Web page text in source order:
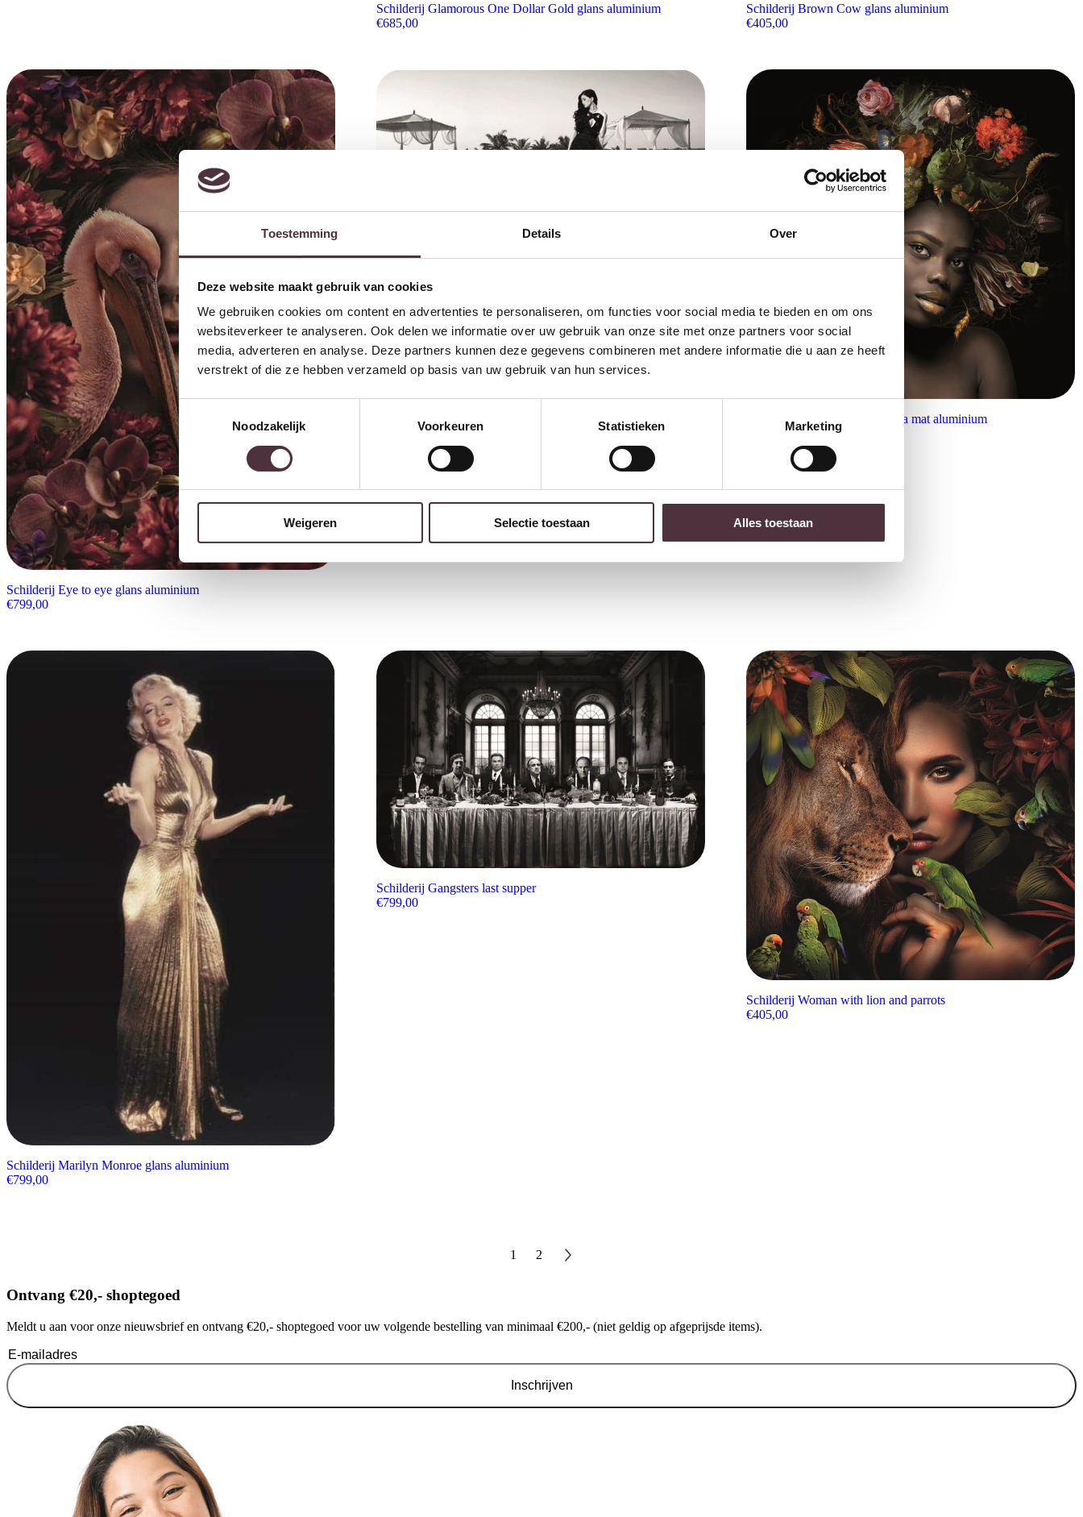
Toestemming Details Over
Deze website maakt gebruik van cookies
We gebruiken cookies om content en advertenties te personaliseren, om functies voor social media te bieden en om ons
websiteverkeer te analyseren. Ook delen we informatie over uw gebruik van onze site met onze partners voor social
media, adverteren en analyse. Deze partners kunnen deze gegevens combineren met andere informatie die u aan ze heeft
verstrekt of die ze hebben verzameld op basis van uw gebruik van hun services.
Noodzakelijk
Voorkeuren Statistieken Marketing
Weigeren Selectie toestaan Alles toestaan
Schilderij Glamorous One Dollar Gold glans aluminium
€685,00
Schilderij Brown Cow glans aluminium
€405,00
Schilderij Eye to eye glans aluminium
€799,00
Schilderij Leashed Beauty
Schilderij Flower power Sophia mat aluminium
405,00
Schilderij Marilyn Monroe glans aluminium
€799,00
Schilderij Gangsters last supper
€799,00
Schilderij Woman with lion and parrots
€405,00
1 2
Ontvang €20,- shoptegoed
Meldt u aan voor onze nieuwsbrief en ontvang €20,- shoptegoed voor uw volgende bestelling van minimaal €200,- (niet geldig op afgeprijsde items).
Inschrijven